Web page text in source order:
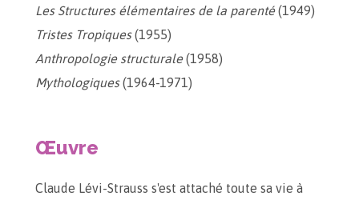
Les Structures élémentaires de la parenté(1949)
Tristes Tropiques(1955)
Anthropologie structurale(1958)
Mythologiques(1964-1971)
Œuvre
Claude Lévi-Strauss s'est attaché toute sa vie à